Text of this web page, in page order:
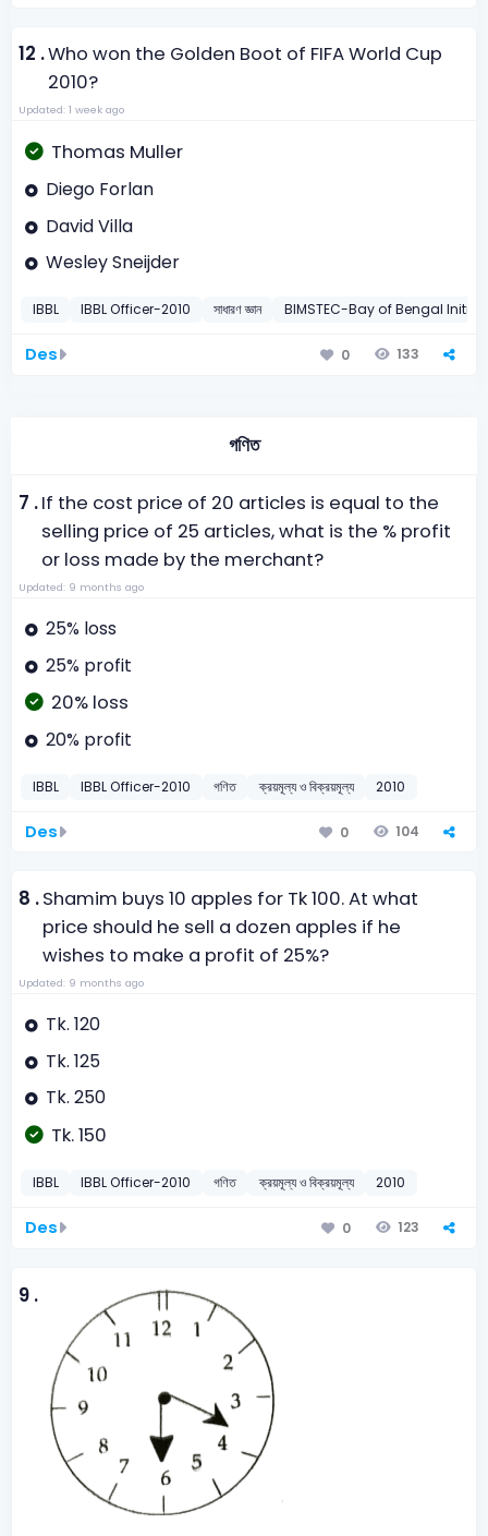
12 .Who won the Golden Boot of FIFA World Cup
2010?
Updated: 1 week ago
Thomas Muller
Diego Forlan
David Villa
Wesley Sneijder
IBBL IBBL Officer-2010 সাধারণ জ্ঞান BIMSTEC-Bay of Bengal
Des 0 133
গণিত
7 .If the cost price of 20 articles is equal to the
selling price of 25 articles, what is the % profit
or loss made by the merchant?
Updated: 9 months ago
25% loss
25% profit
20% loss
20% profit
IBBL IBBL Officer-2010 গণিত ক্রয়মূল্য ও বিক্রয়মূল্য 2010
Des 0 104
8 .Shamim buys 10 apples for Tk 100. At what
price should he sell a dozen apples if he
wishes to make a profit of 25%?
Updated: 9 months ago
Tk. 120
Tk. 125
Tk. 250
Tk. 150
IBBL IBBL Officer-2010 গণিত ক্রয়মূল্য ও বিক্রয়মূল্য 2010
Des 0 123
9 .